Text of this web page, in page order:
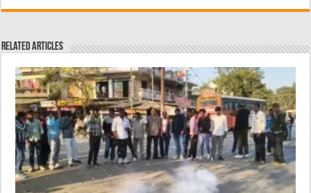
c
e
b
o
o
k
it
r
C
at
ai ss
n
g
er
at
A
p
p
Related Articles